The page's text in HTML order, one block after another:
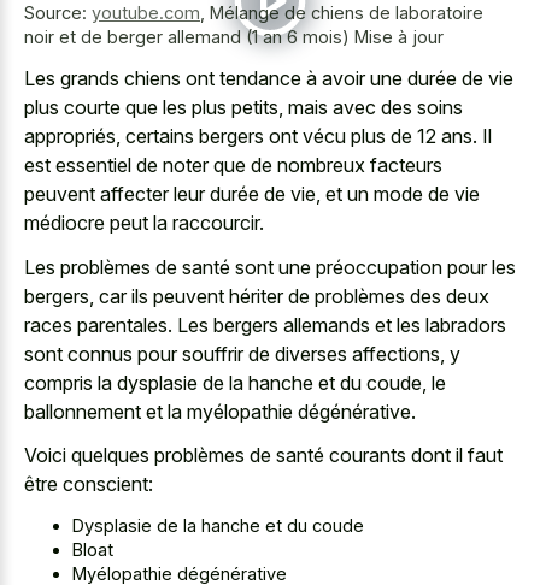
Source: youtube.com Mélange de chiens de laboratoire
noir et de berger allemand (1 an 6 mois) Mise à jour
Les grands chiens ont tendance à avoir une durée de vie
plus courte que les plus petits, mais avec des soins
appropriés, certains bergers ont vécu plus de 12 ans. Il
est essentiel de noter que de nombreux facteurs
peuvent affecter leur durée de vie, et un mode de vie
médiocre peut la raccourcir.
Les problèmes de santé sont une préoccupation pour les
bergers, car ils peuvent hériter de problèmes des deux
races parentales. Les bergers allemands et les labradors
sont connus pour souffrir de diverses affections, y
compris la dysplasie de la hanche et du coude, le
ballonnement et la myélopathie dégénérative.
Voici quelques problèmes de santé courants dont il faut
être conscient:
Dysplasie de la hanche et du coude
Bloat
Myélopathie dégénérative